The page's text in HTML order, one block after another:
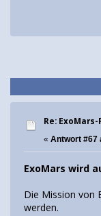
Re:
« Antwort #67
ExoMars wird
Die Mission von
werden.